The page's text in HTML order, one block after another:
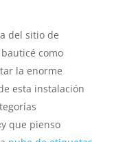
del sitio de
como
la enorme
esta instalación
que pienso